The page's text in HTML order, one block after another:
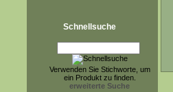
Schnellsuche
Verwenden Sie Stichworte, um
ein Produkt zu finden.
erweiterte Suche